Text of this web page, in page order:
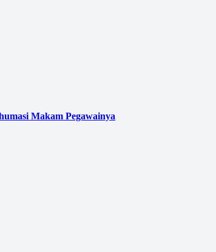
Makam Pegawainya